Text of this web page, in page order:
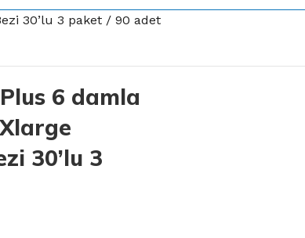
30’lu 3 paket / 90 adet
6 damla
30’lu 3